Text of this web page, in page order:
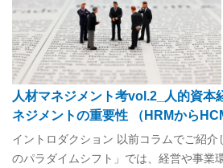
人材マネジメント考vol.2_人的資本
ネジメントの重要性 （HRMから
イントロダクション 以前コラムでご紹介
のパラダイムシフト」では、経営や事業